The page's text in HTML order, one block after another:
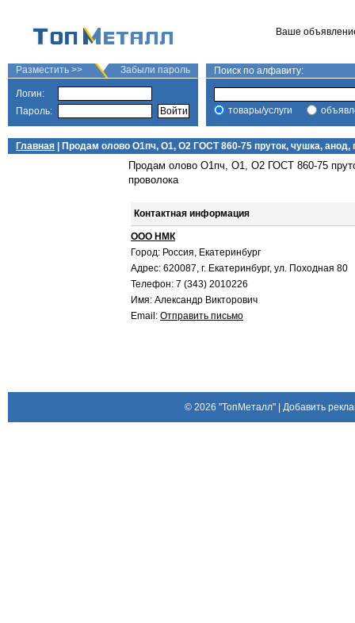
Ваше
Разместить >> Забыли пароль
Логин:
Пароль:
Поиск по алфавиту:
товары/услуги
Главная | Продам олово О1пч, О1, О2 ГОСТ 860-75 пруток, чушка, анод,
Продам олово О1пч, О1, О2 ГОСТ 860-75
проволока
Контактная информация
ООО НМК
Город: Россия, Екатеринбург
Адрес: 620087, г. Екатеринбург, ул. Походная 80
Телефон: 7 (343) 2010226
Имя: Александр Викторович
Email: Отправить письмо
© 2026 "ТопМеталл"| Добавить